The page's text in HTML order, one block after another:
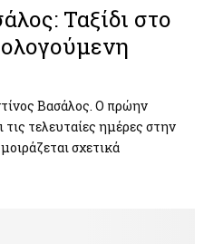
Ταξίδι στο
Βασάλος. Ο πρώην
τελευταίες ημέρες στην
σχετικά